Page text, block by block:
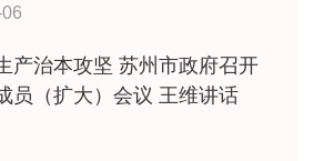
产治本攻坚 苏州市政府召开
员（扩大）会议 王维讲话